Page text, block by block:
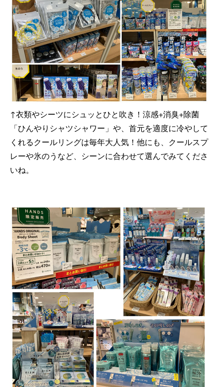
↑衣類やシーツにシュッとひと吹き！涼感+消臭+除菌
「ひんやりシャツシャワー」や、 首元を適度に冷やして
くれるクールリングは毎年大人気！他にも、クールスプ
レーや氷のう など、シーンに合わせて選んでみてくださ
いね。